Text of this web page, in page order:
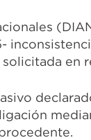
en